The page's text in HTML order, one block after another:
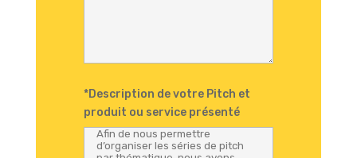
*Description de votre Pitch et
produit ou service présenté